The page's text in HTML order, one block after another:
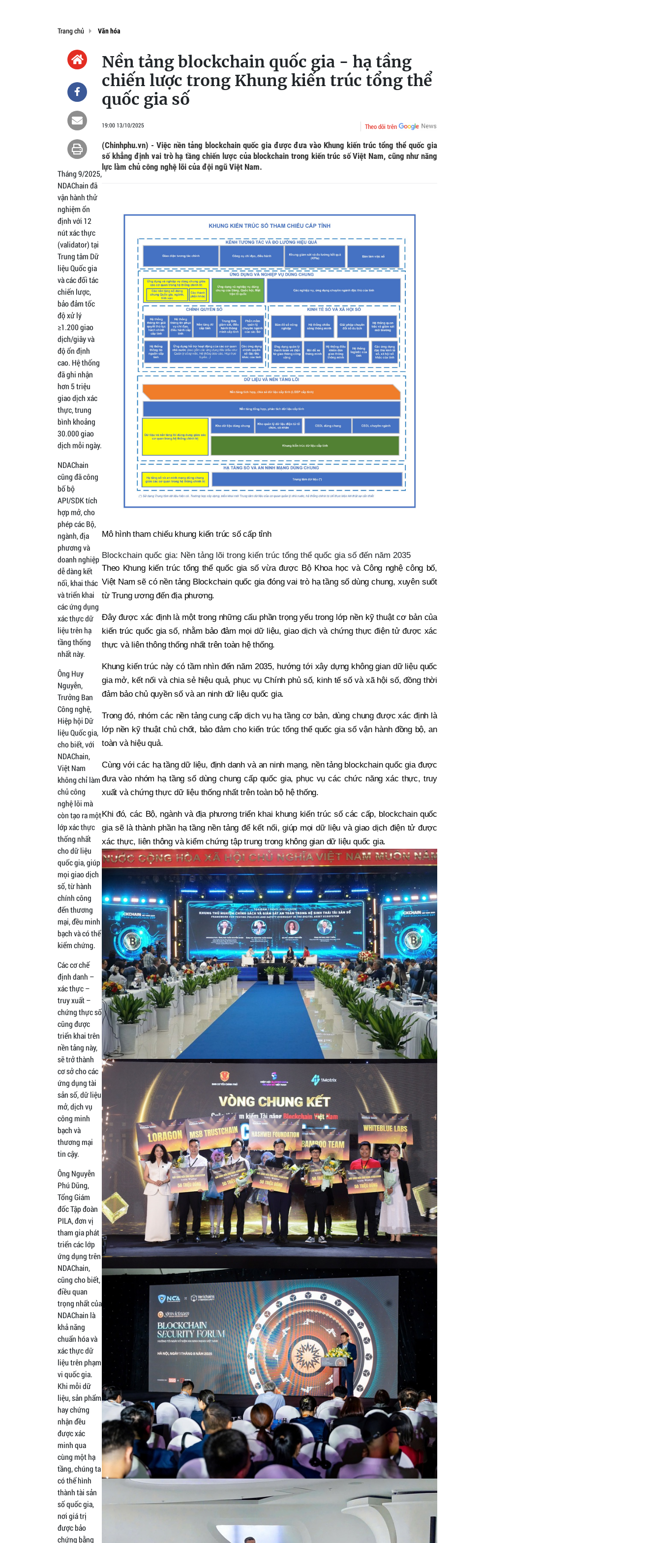
Trang chủ Văn hóa
Nền tảng blockchain quốc gia - hạ tầng
chiến lược trong Khung kiến trúc tổng thể
quốc gia số
19:00 13/10/2025 Theo dõi trên
(Chinhphu.vn) - Việc nền tảng blockchain quốc gia được đưa vào Khung kiến trúc tổng thể quốc gia
số khẳng định vai trò hạ tầng chiến lược của blockchain trong kiến trúc số Việt Nam, cũng như năng
lực làm chủ công nghệ lõi của đội ngũ Việt Nam.
Mô hình tham chiếu khung kiến trúc số cấp tỉnh
Blockchain quốc gia: Nền tảng lõi trong kiến trúc tổng thể quốc gia số đến năm 2035
Theo Khung kiến trúc tổng thể quốc gia số vừa được Bộ Khoa học và Công nghệ công bố,
Việt Nam sẽ có nền tảng Blockchain quốc gia đóng vai trò hạ tầng số dùng chung, xuyên suốt
từ Trung ương đến địa phương.
Đây được xác định là một trong những cấu phần trọng yếu trong lớp nền kỹ thuật cơ bản của
kiến trúc quốc gia số, nhằm bảo đảm mọi dữ liệu, giao dịch và chứng thực điện tử được xác
thực và liên thông thống nhất trên toàn hệ thống.
Khung kiến trúc này có tầm nhìn đến năm 2035, hướng tới xây dựng không gian dữ liệu quốc
gia mở, kết nối và chia sẻ hiệu quả, phục vụ Chính phủ số, kinh tế số và xã hội số, đồng thời
đảm bảo chủ quyền số và an ninh dữ liệu quốc gia.
Trong đó, nhóm các nền tảng cung cấp dịch vụ hạ tầng cơ bản, dùng chung được xác định là
lớp nền kỹ thuật chủ chốt, bảo đảm cho kiến trúc tổng thể quốc gia số vận hành đồng bộ, an
toàn và hiệu quả.
Cùng với các hạ tầng dữ liệu, định danh và an ninh mạng, nền tảng blockchain quốc gia được
đưa vào nhóm hạ tầng số dùng chung cấp quốc gia, phục vụ các chức năng xác thực, truy
xuất và chứng thực dữ liệu thống nhất trên toàn bộ hệ thống.
Khi đó, các Bộ, ngành và địa phương triển khai khung kiến trúc số các cấp, blockchain quốc
gia sẽ là thành phần hạ tầng nền tảng để kết nối, giúp mọi dữ liệu và giao dịch điện tử được
xác thực, liên thông và kiểm chứng tập trung trong không gian dữ liệu quốc gia.
Tháng 9/2025,
NDAChain đã
vận hành thử
nghiệm ổn
định với 12
nút xác thực
(validator) tại
Trung tâm Dữ
liệu Quốc gia
và các đối tác
chiến lược,
bảo đảm tốc
độ xử lý
≥1.200 giao
dịch/giây và
độ ổn định
cao. Hệ thống
đã ghi nhận
hơn 5 triệu
giao dịch xác
thực, trung
bình khoảng
30.000 giao
dịch mỗi ngày.
NDAChain
cũng đã công
bố bộ
API/SDK tích
hợp mở, cho
phép các Bộ,
ngành, địa
phương và
doanh nghiệp
dễ dàng kết
nối, khai thác
và triển khai
các ứng dụng
xác thực dữ
liệu trên hạ
tầng thống
nhất này.
Ông Huy
Nguyễn,
Trưởng Ban
Công nghệ,
Hiệp hội Dữ
liệu Quốc gia,
cho biết, với
NDAChain,
Việt Nam
không chỉ làm
chủ công
nghệ lõi mà
còn tạo ra một
lớp xác thực
thống nhất
cho dữ liệu
quốc gia, giúp
mọi giao dịch
số, từ hành
chính công
đến thương
mại, đều minh
bạch và có thể
kiểm chứng.
Các cơ chế
định danh –
xác thực –
truy xuất –
chứng thực số
cũng được
triển khai trên
nền tảng này,
sẽ trở thành
cơ sở cho các
ứng dụng tài
sản số, dữ liệu
mở, dịch vụ
công minh
bạch và
thương mại
tin cậy.
Ông Nguyễn
Phú Dũng,
Tổng Giám
đốc Tập đoàn
PILA, đơn vị
tham gia phát
triển các lớp
ứng dụng trên
NDAChain,
cũng cho biết,
điều quan
trọng nhất của
NDAChain là
khả năng
chuẩn hóa và
xác thực dữ
liệu trên phạm
vi quốc gia.
Khi mỗi dữ
liệu, sản phẩm
hay chứng
nhận đều
được xác
minh qua
cùng một hạ
tầng, chúng ta
có thể hình
thành tài sản
số quốc gia,
nơi giá trị
được bảo
chứng bằng